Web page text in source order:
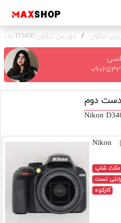
نیکون / دوربین نیکون D3400 بدنه
Nikon
دوربین حرفه ای نیکون | Nikon
مکث شاپ
کارکرده